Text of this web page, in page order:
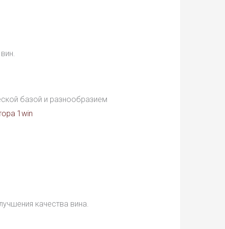
базой и разнообразием
1win
качества вина.